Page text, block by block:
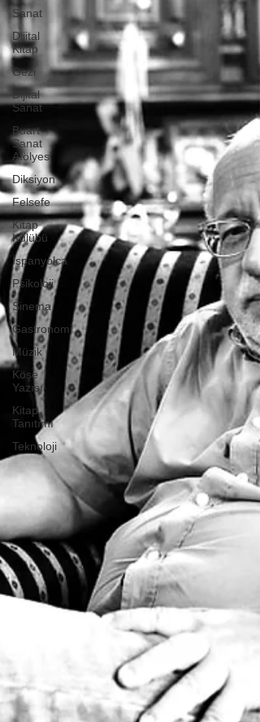
Sanat
Dijital
Kitap
Gezi
Dijital
Sanat
Buart
Sanat
Atölyesi
Diksiyon
Felsefe
Kitap
Kulübü
İspanyolca
Psikoloji
Sinema
Gastronomi
Müzik
Köşe
Yazısı
Kitap
Tanıtımı
Teknoloji